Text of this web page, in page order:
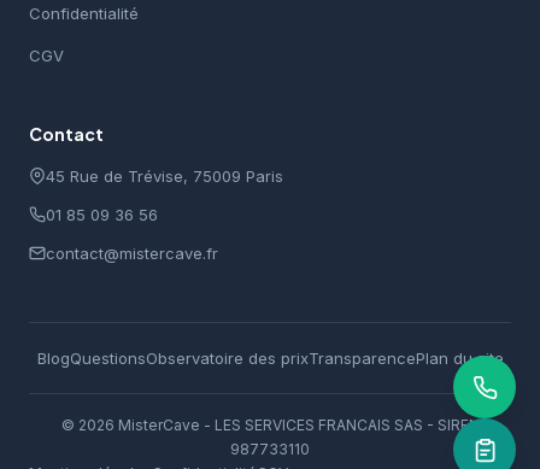
Confidentialité
CGV
Contact
45 Rue de Trévise, 75009 Paris
01 85 09 36 56
contact@mistercave.fr
BlogQuestionsObservatoire des prixTransparencePlan du site
© 2026 MisterCave - LES SERVICES FRANCAIS SAS - SIREN
987733110